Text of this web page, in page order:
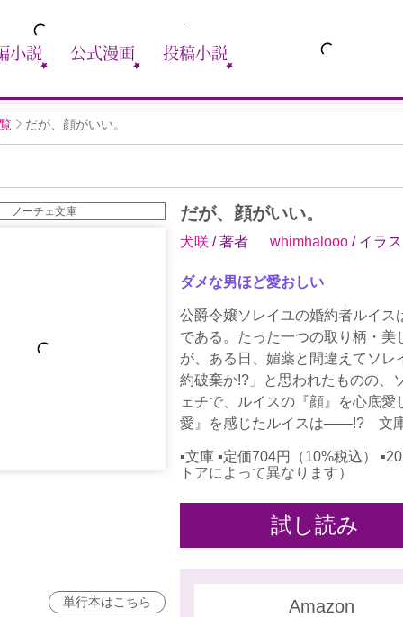
小説 公式漫画 投稿小説
だが、顔がいい。
ノーチェ文庫
単行本はこちら
だが、顔がいい。
犬咲 / 著者 whimhalooo / イラス
ダメな男ほど愛おしい
公爵令嬢ソレイユの婚約者ルイス
である。たった一つの取り柄・
が、ある日、媚薬と間違えてソ
約破棄か!?」と思われたものの、
ェチで、ルイスの『顔』を心底
愛』を感じたルイスは――!? 文庫
▪文庫 ▪定価704円（10%税込）
トアによって異なります）
試し読み
Amazon